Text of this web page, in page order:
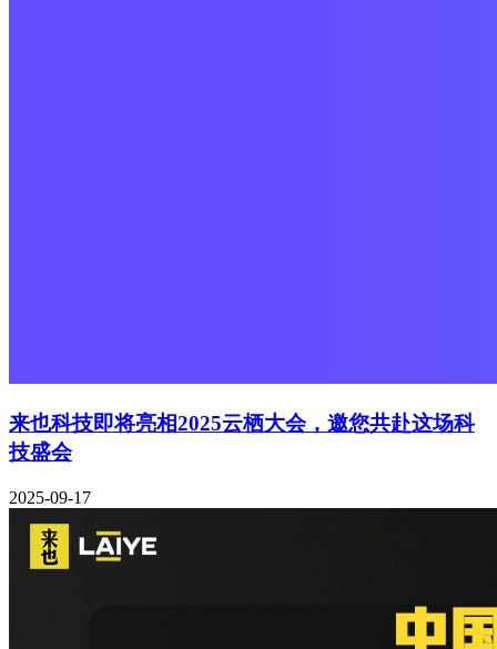
来也科技即将亮相2025云栖大会，邀您共赴这场科
技盛会
2025-09-17